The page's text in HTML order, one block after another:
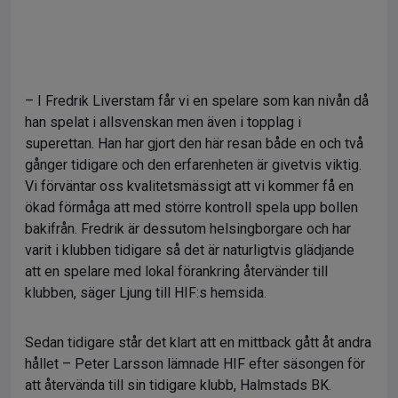
– I Fredrik Liverstam får vi en spelare som kan nivån då
han spelat i allsvenskan men även i topplag i
superettan. Han har gjort den här resan både en och två
gånger tidigare och den erfarenheten är givetvis viktig.
Vi förväntar oss kvalitetsmässigt att vi kommer få en
ökad förmåga att med större kontroll spela upp bollen
bakifrån. Fredrik är dessutom helsingborgare och har
varit i klubben tidigare så det är naturligtvis glädjande
att en spelare med lokal förankring återvänder till
klubben, säger Ljung till HIF:s hemsida.
Sedan tidigare står det klart att en mittback gått åt andra
hållet – Peter Larsson lämnade HIF efter säsongen för
att återvända till sin tidigare klubb, Halmstads BK.